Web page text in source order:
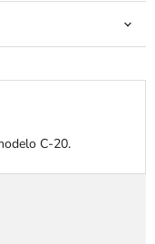
C-20.